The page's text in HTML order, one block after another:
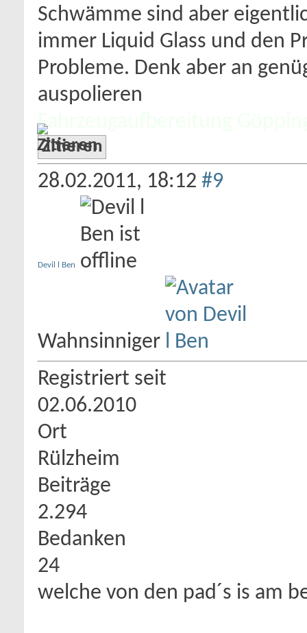
Schwämme sind aber
immer Liquid Glass und den
Probleme. Denk aber an
auspolieren
Fahrzeugaufbereitung
Zitieren
28.02.2011, 18:12 #9
Devil l Ben
Wahnsinniger
Registriert seit
02.06.2010
Ort
Rülzheim
Beiträge
2.294
Bedanken
24
welche von den pad´s is am